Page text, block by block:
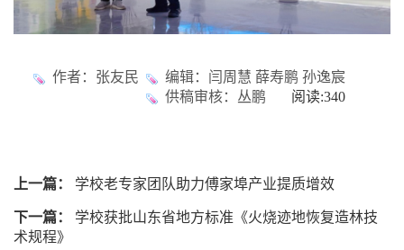
作者：张友民
编辑：闫周慧 薛寿鹏 孙逸宸
供稿审核：丛鹏 阅读:340
上一篇： 学校老专家团队助力傅家埠产业提质增效
下一篇：
学校获批山东省地方标准《火烧迹地恢复造林技
术规程》